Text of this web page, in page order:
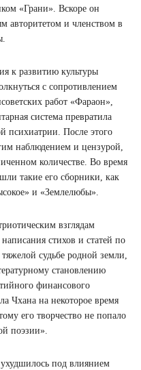
«Грани». Вскоре он
авторитетом и членством в
к развитию культуры
с сопротивлением
работ «Фараон»,
система превратила
психиатрии. После этого
наблюдением и цензурой,
количестве. Во время
такие его сборники, как
и «Землелюбы».
взглядам
стихов и статей по
судьбе родной земли,
становлению
финансового
Чхана на некоторое время
его творчество не попало
поэзии».
под влиянием